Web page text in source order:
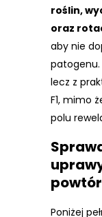
roślin,
oraz
aby nie
patogenu.
lecz z
F1, mimo
polu
Poniżej